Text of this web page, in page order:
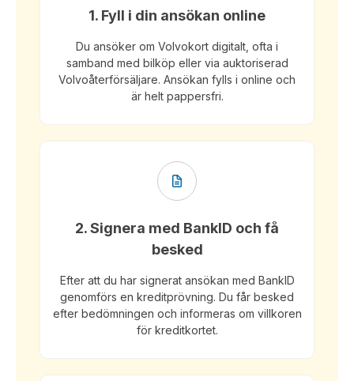
1. Fyll i din ansökan online
Du ansöker om Volvokort digitalt, ofta i
samband med bilköp eller via auktoriserad
Volvoåterförsäljare. Ansökan fylls i online och
är helt pappersfri.
2. Signera med BankID och få
besked
Efter att du har signerat ansökan med BankID
genomförs en kreditprövning. Du får besked
efter bedömningen och informeras om villkoren
för kreditkortet.